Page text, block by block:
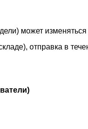
может
отправка в